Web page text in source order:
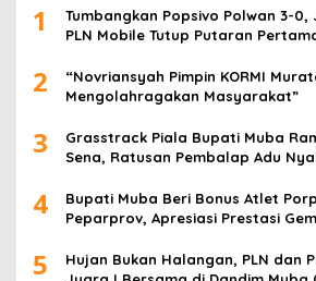
1
Tumbangkan Popsivo Polwan 3-
PLN Mobile Tutup Putaran
2
“Novriansyah Pimpin KORMI
Mengolahragakan Masyarakat”
3
Grasstrack Piala Bupati Muba
Sena, Ratusan Pembalap Adu
4
Bupati Muba Beri Bonus Atlet
Peparprov, Apresiasi Prestasi
5
Hujan Bukan Halangan, PLN dan